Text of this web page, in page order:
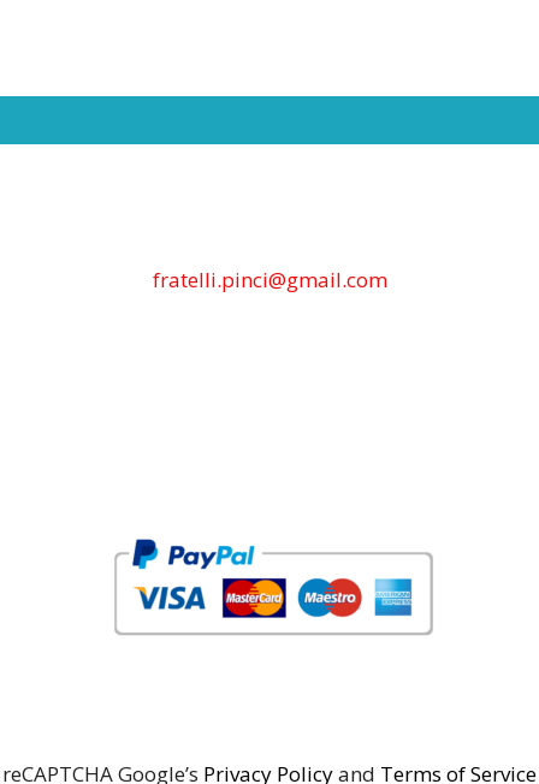
fratelli.pinci@gmail.com
reCAPTCHA Google’s Privacy Policyand Terms of Service